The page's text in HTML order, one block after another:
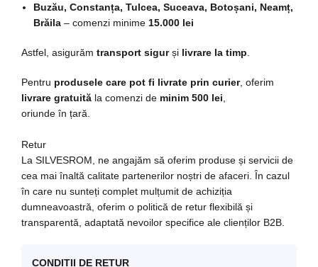
Buzău, Constanța, Tulcea, Suceava, Botoșani, Neamț,
Brăila – comenzi minime 15.000 lei
Astfel, asigurăm transport sigurși livrare la timp
Pentru produsele care pot fi livrate prin curier, oferim
livrare gratuită la comenzi de minim 500 lei
oriunde în țară.
Retur
La SILVESROM, ne angajăm să oferim produse și servicii de
cea mai înaltă calitate partenerilor noștri de afaceri. În cazul
în care nu sunteți complet mulțumit de achiziția
dumneavoastră, oferim o politică de retur flexibilă și
transparentă, adaptată nevoilor specifice ale clienților B2B.
CONDIȚII DE RETUR